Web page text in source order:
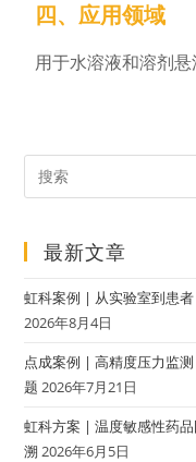
四、应用领域
用于水溶液和溶剂
最新文章
虹科案例 | 从实验室到患
2026年8月4日
点成案例 | 高精度压力监
题 2026年7月21日
虹科方案 | 温度敏感性药
溯 2026年6月5日